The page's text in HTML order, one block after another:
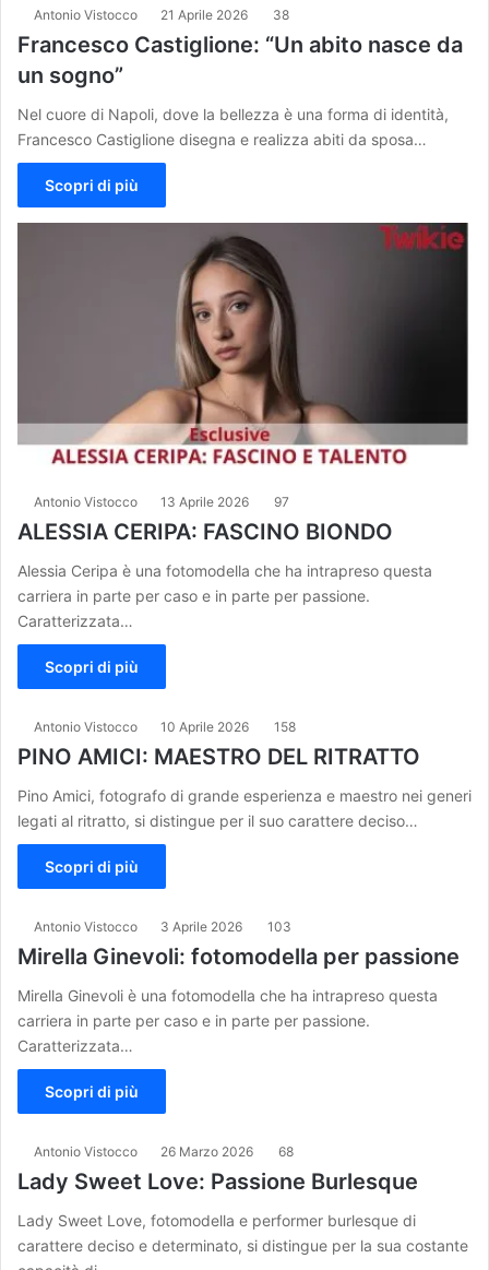
Antonio Vistocco 21 Aprile 2026 38
Francesco Castiglione: “Un abito nasce da
un sogno”
Nel cuore di Napoli, dove la bellezza è una forma di identità,
Francesco Castiglione disegna e realizza abiti da sposa…
Scopri di più
Antonio Vistocco 13 Aprile 2026 97
ALESSIA CERIPA: FASCINO BIONDO
Alessia Ceripa è una fotomodella che ha intrapreso questa
carriera in parte per caso e in parte per passione.
Caratterizzata…
Scopri di più
Antonio Vistocco 10 Aprile 2026 158
PINO AMICI: MAESTRO DEL RITRATTO
Pino Amici, fotografo di grande esperienza e maestro nei generi
legati al ritratto, si distingue per il suo carattere deciso…
Scopri di più
Antonio Vistocco 3 Aprile 2026 103
Mirella Ginevoli: fotomodella per passione
Mirella Ginevoli è una fotomodella che ha intrapreso questa
carriera in parte per caso e in parte per passione.
Caratterizzata…
Scopri di più
Antonio Vistocco 26 Marzo 2026 68
Lady Sweet Love: Passione Burlesque
Lady Sweet Love, fotomodella e performer burlesque di
carattere deciso e determinato, si distingue per la sua costante